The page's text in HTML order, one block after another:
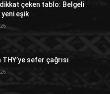
çeken tablo: Belgeli
eşik
THY’ye sefer çağrısı